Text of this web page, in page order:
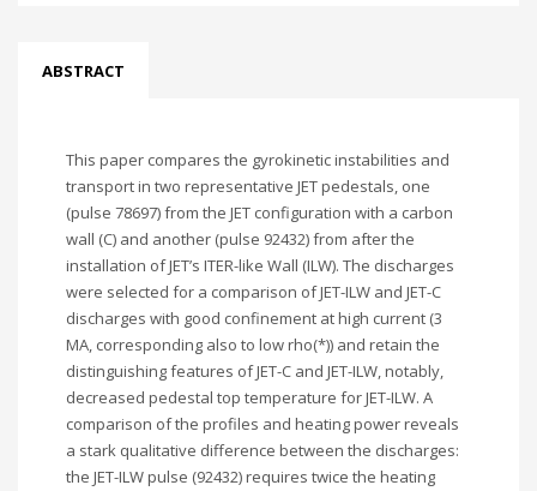
ABSTRACT
This paper compares the gyrokinetic instabilities and
transport in two representative JET pedestals, one
(pulse 78697) from the JET configuration with a carbon
wall (C) and another (pulse 92432) from after the
installation of JET’s ITER-like Wall (ILW). The discharges
were selected for a comparison of JET-ILW and JET-C
discharges with good confinement at high current (3
MA, corresponding also to low rho(*)) and retain the
distinguishing features of JET-C and JET-ILW, notably,
decreased pedestal top temperature for JET-ILW. A
comparison of the profiles and heating power reveals
a stark qualitative difference between the discharges:
the JET-ILW pulse (92432) requires twice the heating